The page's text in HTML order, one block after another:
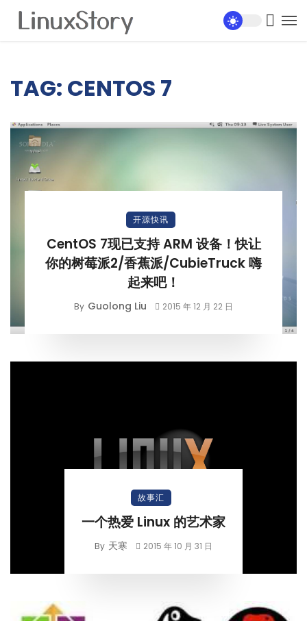
TAG: CENTOS 7
开源快讯
CentOS 7现已支持 ARM 设备！快让
你的树莓派2/香蕉派/CubieTruck 嗨
起来吧！
By Guolong Liu 2015 年 12 月 22 日
故事汇
一个热爱 Linux 的艺术家
By 天寒 2015 年 10 月 31 日